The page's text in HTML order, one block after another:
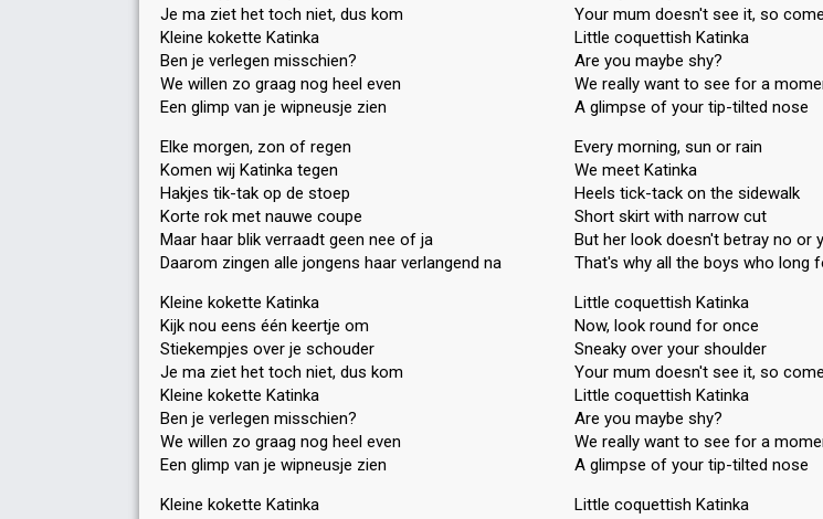
Je ma ziet het toch niet, dus kom
Kleine kokette Katinka
Ben je verlegen misschien?
We willen zo graag nog heel even
Een glimp van je wipneusje zien
Elke morgen, zon of regen
Komen wij Katinka tegen
Hakjes tik-tak op de stoep
Korte rok met nauwe coupe
Maar haar blik verraadt geen nee of ja
Daarom zingen alle jongens haar verlangend na
Kleine kokette Katinka
Kijk nou eens één keertje om
Stiekempjes over je schouder
Je ma ziet het toch niet, dus kom
Kleine kokette Katinka
Ben je verlegen misschien?
We willen zo graag nog heel even
Een glimp van je wipneusje zien
Kleine kokette Katinka
Your mum doesn't see it, so
Little coquettish Katinka
Are you maybe shy?
We really want to see for a
A glimpse of your tip-tilted nose
Every morning, sun or rain
We meet Katinka
Heels tick-tack on the sidewalk
Short skirt with narrow cut
But her look doesn't betray no or
That's why all the boys who long
Little coquettish Katinka
Now, look round for once
Sneaky over your shoulder
Your mum doesn't see it, so
Little coquettish Katinka
Are you maybe shy?
We really want to see for a
A glimpse of your tip-tilted nose
Little coquettish Katinka